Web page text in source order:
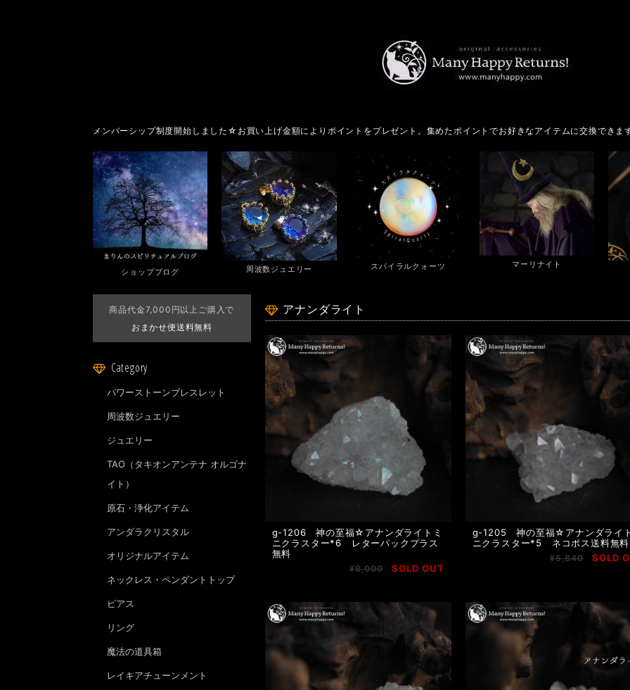
メンバーシップ制度開始しました☆お買い上げ金額によりポイントをプレゼント。集めたポイントでお好きなアイテムに交換できま
ショップブログ 周波数ジュエリー スパイラルクォーツ マーリナイト
商品代金7,000円以上ご購入で
おまかせ便送料無料
Category
パワーストーンブレスレット
周波数ジュエリー
ジュエリー
TAO（タキオンアンテナ オルゴナ
イト）
原石・浄化アイテム
アンダラクリスタル
オリジナルアイテム
ネックレス・ペンダントトップ
ピアス
リング
魔法の道具箱
レイキアチューンメント
アナンダライト
g-1206 神の至福☆アナンダライトミ
ニクラスター*6 レターパックプラス
無料
¥8,000 SOLD OUT
g-1205 神の至福☆アナンダライ
ニクラスター*5 ネコポス送料無料
¥5,840 SOLD